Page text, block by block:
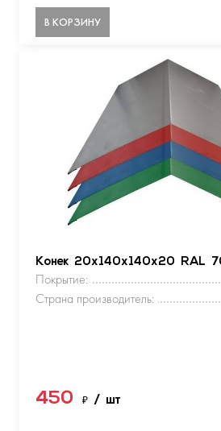
В КОРЗИНУ
Конек 20х140х140х20 RAL
Покрытие:
Страна производитель:
450 ₽ / шт